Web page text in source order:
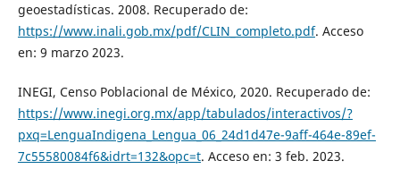
geoestadísticas. 2008. Recuperado de:
https://www.inali.gob.mx/pdf/CLIN_completo.pdf. Acceso
en: 9 marzo 2023.
INEGI, Censo Poblacional de México, 2020. Recuperado de:
https://www.inegi.org.mx/app/tabulados/interactivos/?
pxq=LenguaIndigena_Lengua_06_24d1d47e-9aff-464e-89ef-
7c55580084f6&idrt=132&opc=t. Acceso en: 3 feb. 2023.